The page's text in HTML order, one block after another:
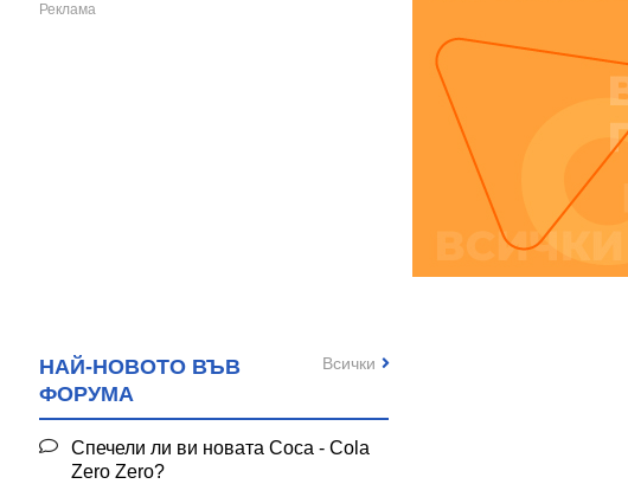
НАЙ-НОВОТО ВЪВ
ФОРУМА
Спечели ли ви новата Coca - Cola
Zero Zero?
Всички